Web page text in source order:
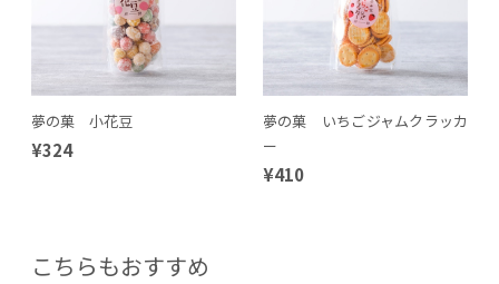
夢の菓 小花豆
¥324
夢の菓 いちごジャムクラッカ
ー
¥410
こちらもおすすめ